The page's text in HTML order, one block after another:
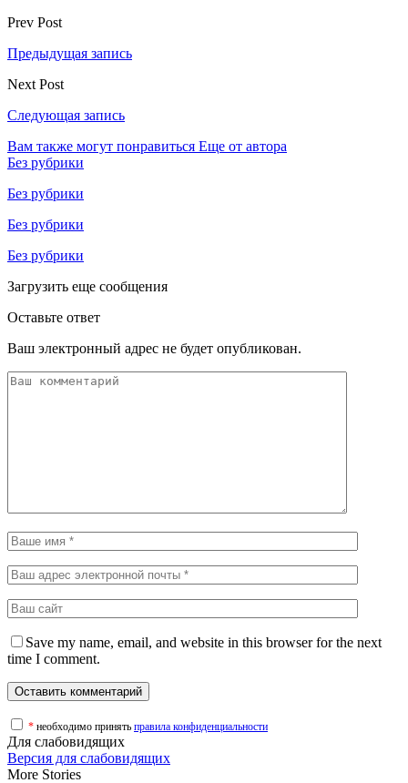
Prev Post
Предыдущая запись
Next Post
Следующая запись
Вам также могут понравиться Еще от автора
Без рубрики
Без рубрики
Без рубрики
Без рубрики
Загрузить еще сообщения
Оставьте ответ
Ваш электронный адрес не будет опубликован.
Save my name, email, and website in this browser for the next
time I comment.
* необходимо принять правила конфиденциальности
Для слабовидящих
Версия для слабовидящих
More Stories